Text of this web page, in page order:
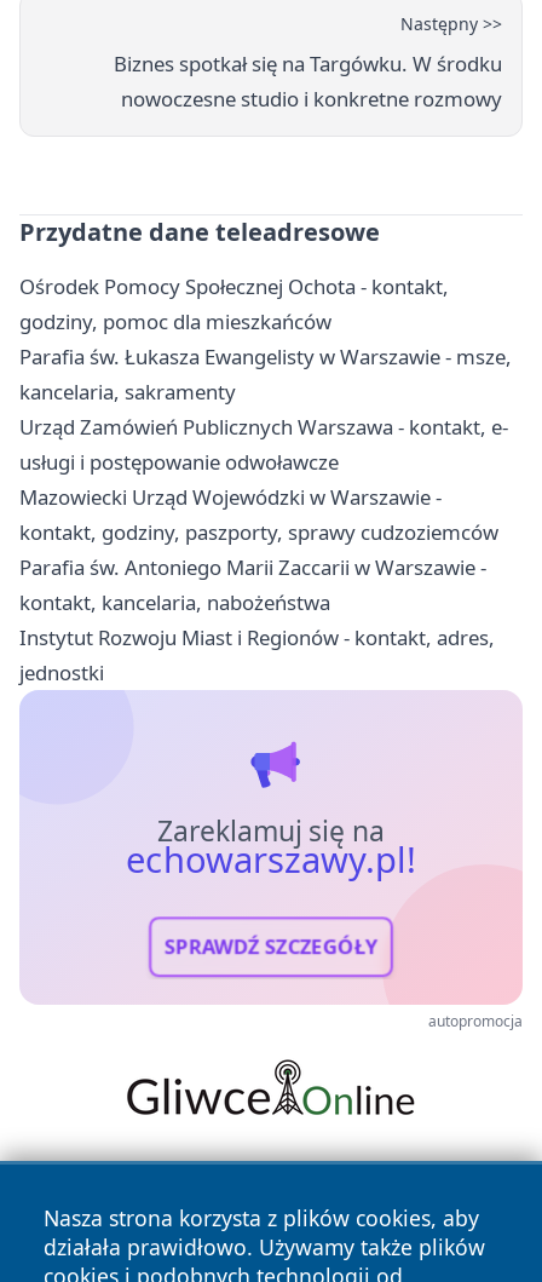
Następny >>
Biznes spotkał się na Targówku. W środku
nowoczesne studio i konkretne rozmowy
Przydatne dane teleadresowe
Ośrodek Pomocy Społecznej Ochota - kontakt,
godziny, pomoc dla mieszkańców
Parafia św. Łukasza Ewangelisty w Warszawie - msze,
kancelaria, sakramenty
Urząd Zamówień Publicznych Warszawa - kontakt, e-
usługi i postępowanie odwoławcze
Mazowiecki Urząd Wojewódzki w Warszawie -
kontakt, godziny, paszporty, sprawy cudzoziemców
Parafia św. Antoniego Marii Zaccarii w Warszawie -
kontakt, kancelaria, nabożeństwa
Instytut Rozwoju Miast i Regionów - kontakt, adres,
jednostki
Zareklamuj się na
echowarszawy.pl!
SPRAWDŹ SZCZEGÓŁY
autopromocja
Nasza strona korzysta z plików cookies, aby
działała prawidłowo. Używamy także plików
cookies i podobnych technologii od